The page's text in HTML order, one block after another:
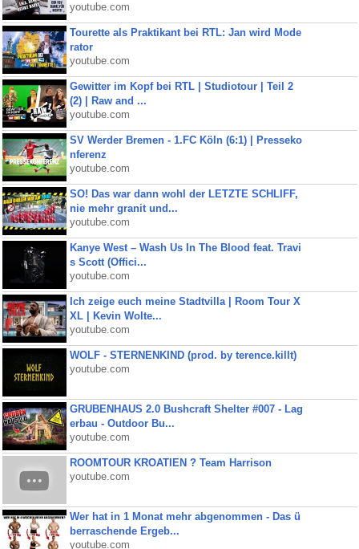
youtube.com
Tourette als Praktikant bei RTL: Jan wird Mode
rator
youtube.com
Gewitter im Kopf bei RTL | Studiotour | Teil 2
(2) | Raw and ...
youtube.com
SV Werder Bremen - 1.FC Köln (6:1) | Presseko
nferenz
youtube.com
SO! Das war dann wohl der LETZTE SCHLIFF,
nie mehr granit und...
youtube.com
Kanye West – Wash Us In The Blood feat. Travi
s Scott (Offici...
youtube.com
Ich zeige euch meine Stadtvilla | Room Tour X
XL | Kevin Wolte...
youtube.com
WOLF - STERNENKIND (prod. by terence.killt)
youtube.com
GRUBENHAUS 2.0 Bushcraft Shelter #007 - Lag
erbau - Outdoor Bu...
youtube.com
ROOMTOUR KROATIEN ? Team Harrison
youtube.com
Wer hat in 1 Monat mehr abgenommen - Das ü
berraschende Ergeb...
youtube.com